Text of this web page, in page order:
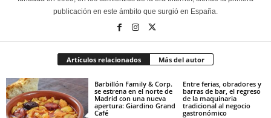
publicación en este ámbito que surgió en España.
Artículos relacionados Más del autor
Barbillón Family & Corp.
se estrena en el norte de
Madrid con una nueva
apertura: Giardino Grand
Café
Entre ferias, obradores y
barras de bar, el regreso
de la maquinaria
tradicional al negocio
gastronómico